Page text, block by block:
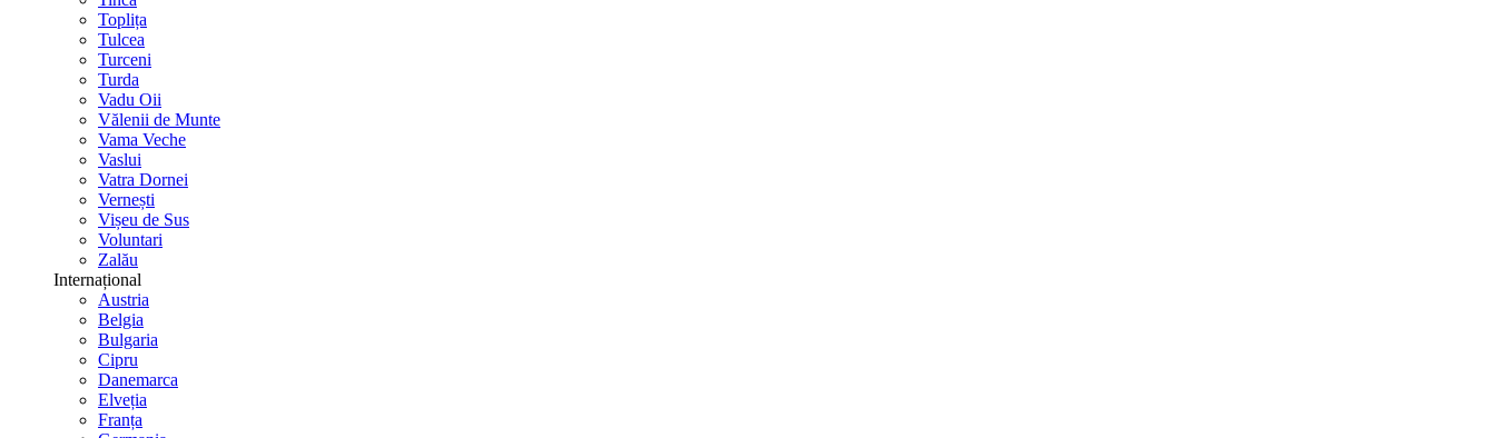
Toplița
Tulcea
Turceni
Turda
Vadu Oii
Vălenii de Munte
Vama Veche
Vaslui
Vatra Dornei
Vernești
Vișeu de Sus
Voluntari
Zalău
Internațional
Austria
Belgia
Bulgaria
Cipru
Danemarca
Elveția
Franța